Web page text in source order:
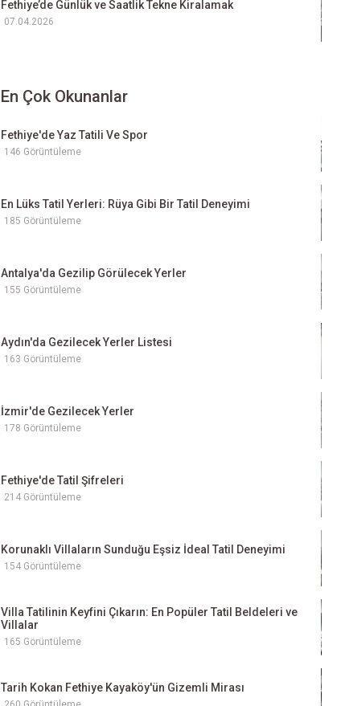
Fethiye’de Günlük ve Saatlik Tekne Kiralamak
07.04.2026
En Çok Okunanlar
Fethiye'de Yaz Tatili Ve Spor
146 Görüntüleme
En Lüks Tatil Yerleri: Rüya Gibi Bir Tatil Deneyimi
185 Görüntüleme
Antalya'da Gezilip Görülecek Yerler
155 Görüntüleme
Aydın'da Gezilecek Yerler Listesi
163 Görüntüleme
İzmir'de Gezilecek Yerler
178 Görüntüleme
Fethiye'de Tatil Şifreleri
214 Görüntüleme
Korunaklı Villaların Sunduğu Eşsiz İdeal Tatil Deneyimi
154 Görüntüleme
Villa Tatilinin Keyfini Çıkarın: En Popüler Tatil Beldeleri ve
Villalar
165 Görüntüleme
Tarih Kokan Fethiye Kayaköy'ün Gizemli Mirası